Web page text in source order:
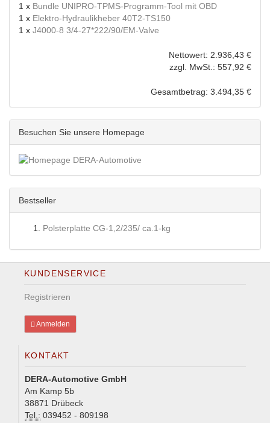
1 x Bundle UNIPRO-TPMS-Programm-Tool mit OBD
1 x Elektro-Hydraulikheber 40T2-TS150
1 x J4000-8 3/4-27*222/90/EM-Valve
Nettowert: 2.936,43 €
zzgl. MwSt.: 557,92 €
Gesamtbetrag: 3.494,35 €
Besuchen Sie unsere Homepage
Bestseller
Polsterplatte CG-1,2/235/ ca.1-kg
KUNDENSERVICE
Registrieren
Anmelden
KONTAKT
DERA-Automotive GmbH
Am Kamp 5b
38871 Drübeck
Tel.: 039452 - 809198